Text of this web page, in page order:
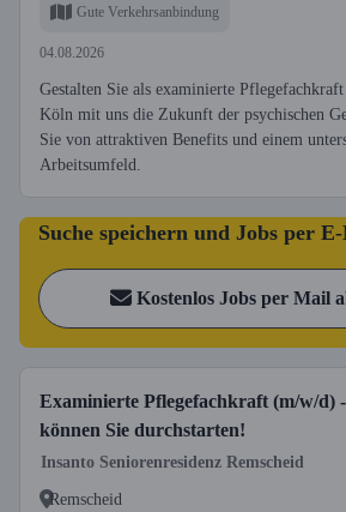
Gute Verkehrsanbindung
04.08.2026
Gestalten Sie als examinierte
Köln mit uns die Zukunft der psychischen
Sie von attraktiven Benefits und einem
Arbeitsumfeld.
Suche speichern und Jobs per
Kostenlos Jobs per Mail
Examinierte Pflegefachkraft (m/w/d)
können Sie durchstarten!
Insanto Seniorenresidenz Remscheid
Remscheid